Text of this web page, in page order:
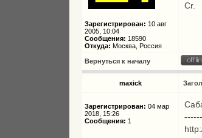
Зарегистрирован: 10 авг
2005, 10:04
Сообщения: 18590
Откуда: Москва, Россия
Cr.
Вернуться к началу
maxick
Зарегистрирован: 04 мар
2018, 15:26
Сообщения: 1